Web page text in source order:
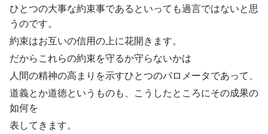
ひとつの大事な約束事であるといっても過言ではないと思
うのです。
約束はお互いの信用の上に花開きます。
だからこれらの約束を守るか守らないかは
人間の精神の高まりを示すひとつのバロメータであって、
道義とか道徳というものも、こうしたところにその成果の
如何を
表してきます。